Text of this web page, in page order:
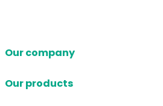
Our company
Our products